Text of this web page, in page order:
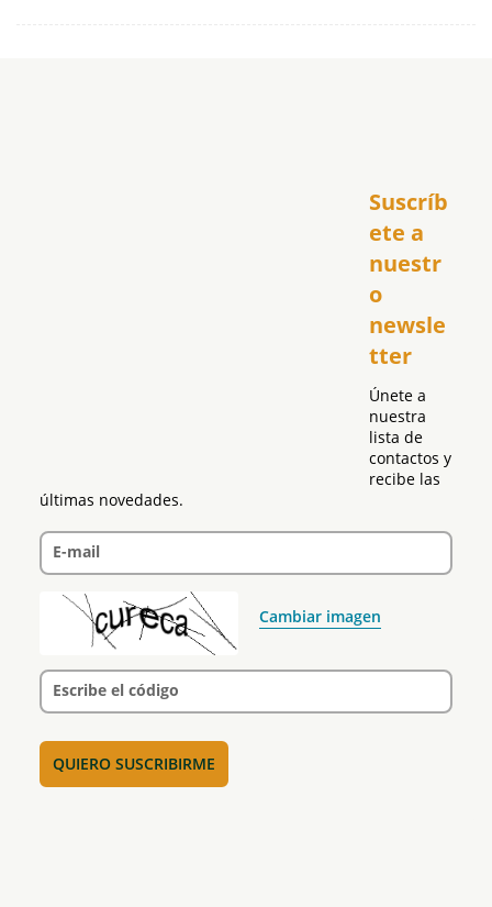
Suscríb
ete a
nuestr
o
newsle
tter
Únete a
nuestra
lista de
contactos y
recibe las
últimas novedades.
E-mail
Cambiar imagen
Escribe el código